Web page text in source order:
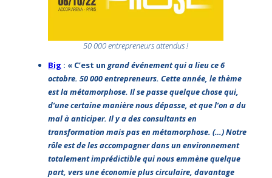
50 000 entrepreneurs attendus !
Big : « C’est ungrand événement qui a lieu ce 6
octobre. 50 000 entrepreneurs. Cette année, le thème
est la métamorphose. Il se passe quelque chose qui,
d’une certaine manière nous dépasse, et que l’on a du
mal à anticiper. Il y a des consultants en
transformation mais pas en métamorphose. (…) Notre
rôle est de les accompagner dans un environnement
totalement imprédictible qui nous emmène quelque
part, vers une économie plus circulaire, davantage